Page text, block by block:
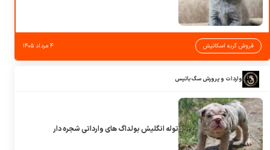
فروش گربه اسکاتیش ۴ مرداد ۱۴۰۵
واردات و پرورش سگ باتیس
توله انگلیش بولداگ های وارداتی شجره دار